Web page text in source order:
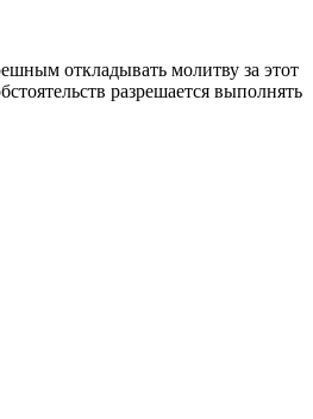
откладывать молитву за этот
разрешается выполнять